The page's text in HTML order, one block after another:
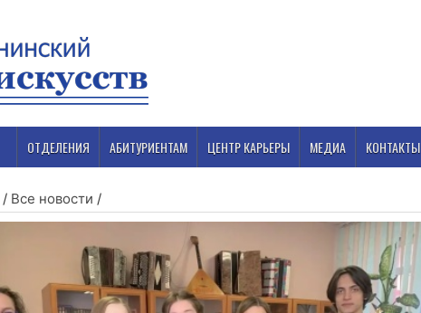
ОТДЕЛЕНИЯ АБИТУРИЕНТАМ ЦЕНТР КАРЬЕРЫ МЕДИА КОНТАКТЫ
/ Все новости /